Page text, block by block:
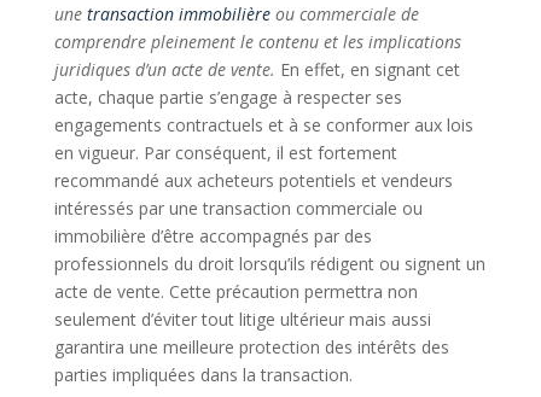
une transaction immobilièreou commerciale de
comprendre pleinement le contenu et les implications
juridiques d’un acte de vente. En effet, en signant cet
acte, chaque partie s’engage à respecter ses
engagements contractuels et à se conformer aux lois
en vigueur. Par conséquent, il est fortement
recommandé aux acheteurs potentiels et vendeurs
intéressés par une transaction commerciale ou
immobilière d’être accompagnés par des
professionnels du droit lorsqu’ils rédigent ou signent un
acte de vente. Cette précaution permettra non
seulement d’éviter tout litige ultérieur mais aussi
garantira une meilleure protection des intérêts des
parties impliquées dans la transaction.